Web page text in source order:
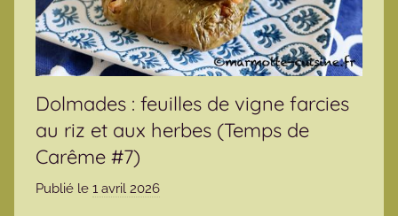
Dolmades : feuilles de vigne farcies
au riz et aux herbes (Temps de
Carême #7)
Publié le 1 avril 2026